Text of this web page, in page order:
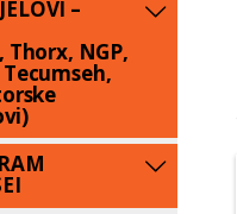
–
Thorx, NGP,
Tecumseh,